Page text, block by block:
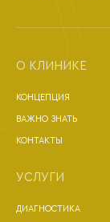
О КЛИНИКЕ
КОНЦЕПЦИЯ
ВАЖНО ЗНАТЬ
КОНТАКТЫ
УСЛУГИ
ДИАГНОСТИКА